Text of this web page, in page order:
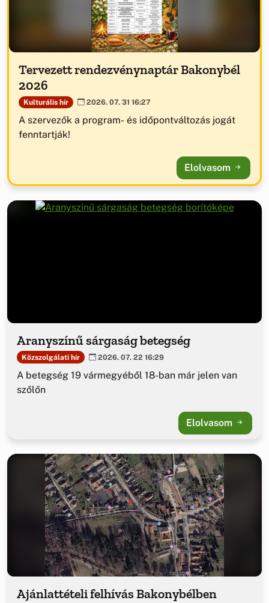
Tervezett rendezvénynaptár Bakonybél
2026
Kulturális hír 2026. 07. 31 16:27
A szervezők a program- és időpontváltozás jogát
fenntartják!
Elolvasom
Aranyszínű sárgaság betegség
Közszolgálati hír 2026. 07. 22 16:29
A betegség 19 vármegyéből 18-ban már jelen van
szőlőn
Elolvasom
Ajánlattételi felhívás Bakonybélben